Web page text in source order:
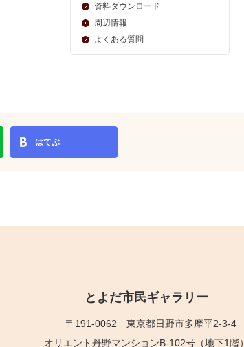
資料ダウンロード
周辺情報
よくある質問
はてぶ
とよだ市民ギャラリー
〒191-0062 東京都日野市多摩平2-3-4
オリエント丹野マンションB-102号（地下1階）